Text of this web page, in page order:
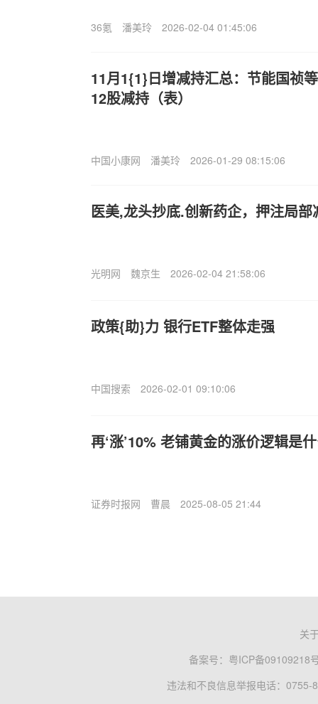
36氪 潘美玲 2026-02-04 01:45:06
11月1{1}日增减持汇总：节能国祯
12股减持（表）
中国小康网 潘美玲 2026-01-29 08:15:06
医美,龙头抄底.创新药企，押注局部
光明网 魏京生 2026-02-04 21:58:06
政策{助}力 银行ETF整体走强
中国搜索 2026-02-01 09:10:06
再‘涨’10% 老铺黄金的涨价逻辑是
证券时报网 曹晨 2025-08-05 21:44
关
备案号： 粤ICP备09109218
违法和不良信息举报电话：0755-